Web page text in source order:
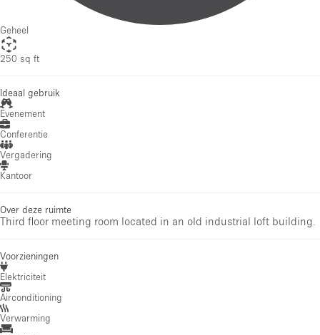
Geheel
250 sq ft
Ideaal gebruik
Evenement
Conferentie
Vergadering
Kantoor
Over deze ruimte
Third floor meeting room located in an old industrial loft building.
Voorzieningen
Elektriciteit
Airconditioning
Verwarming